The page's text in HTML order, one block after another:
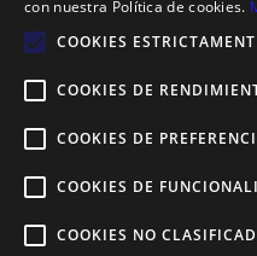
Terrassa -08223-
con nuestra Política de cookies.
COOKIES
COOKIES DE
COOKIES DE
COOKIES DE
COOKIES NO